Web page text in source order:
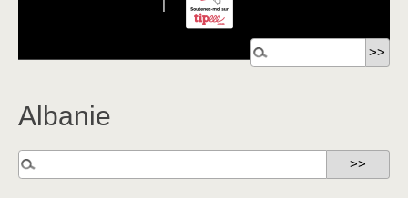
|
Albanie